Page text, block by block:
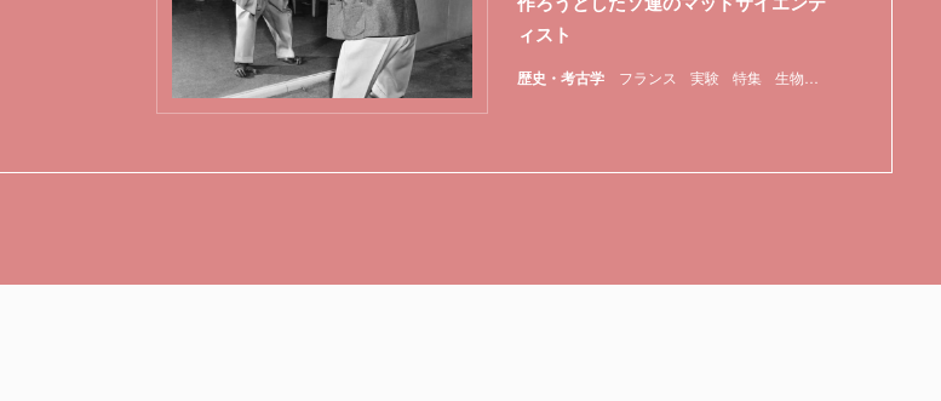
歴史・考古学 フランス 実験 特集 生物
ィスト